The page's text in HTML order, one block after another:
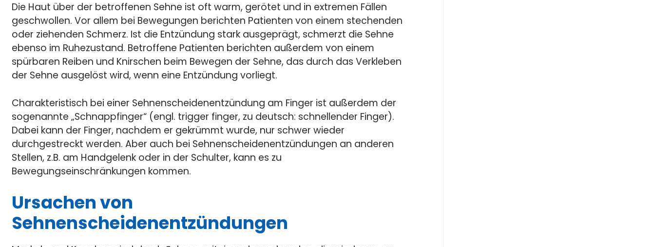
Die Haut über der betroffenen Sehne ist oft warm, gerötet und in extremen Fällen
geschwollen. Vor allem bei Bewegungen berichten Patienten von einem stechenden
oder ziehenden Schmerz. Ist die Entzündung stark ausgeprägt, schmerzt die Sehne
ebenso im Ruhezustand. Betroffene Patienten berichten außerdem von einem
spürbaren Reiben und Knirschen beim Bewegen der Sehne, das durch das Verkleben
der Sehne ausgelöst wird, wenn eine Entzündung vorliegt.
Charakteristisch bei einer Sehnenscheidenentzündung am Finger ist außerdem der
sogenannte „Schnappfinger“ (engl. trigger finger, zu deutsch: schnellender Finger).
Dabei kann der Finger, nachdem er gekrümmt wurde, nur schwer wieder
durchgestreckt werden. Aber auch bei Sehnenscheidenentzündungen an anderen
Stellen, z.B. am Handgelenk oder in der Schulter, kann es zu
Bewegungseinschränkungen kommen.
Ursachen von
Sehnenscheidenentzündungen